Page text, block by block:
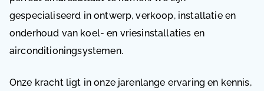
gespecialiseerd in ontwerp, verkoop, installatie en
onderhoud van koel- en vriesinstallaties en
airconditioningsystemen.
Onze kracht ligt in onze jarenlange ervaring en kennis,